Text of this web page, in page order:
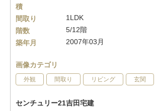
積
間取り
1LDK
階数
5/12階
築年月
2007年03月
画像カテゴリ
外観 間取り リビング 玄関
センチュリー21吉田宅建